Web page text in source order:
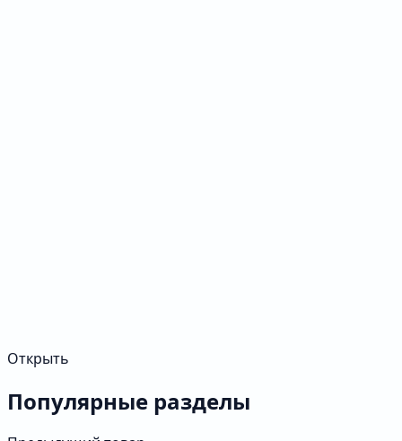
Открыть
Популярные разделы